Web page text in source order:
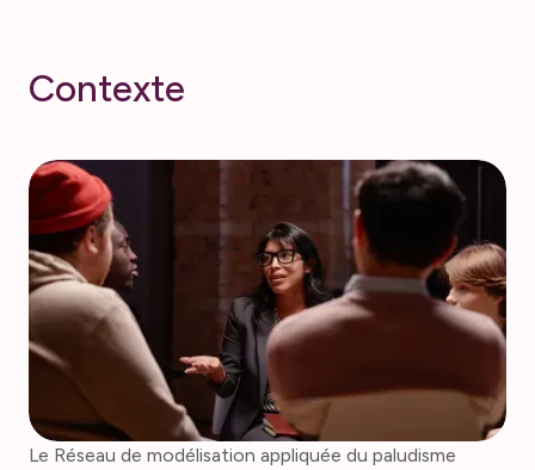
Contexte
Le Réseau de modélisation appliquée du paludisme